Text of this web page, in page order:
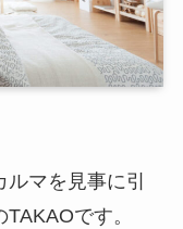
マを見事に引
です。